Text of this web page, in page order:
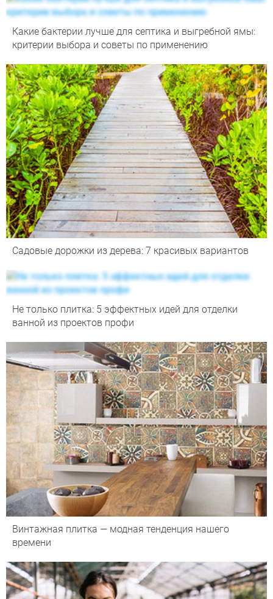
Какие бактерии лучше для септика и выгребной ямы:
критерии выбора и советы по применению
Садовые дорожки из дерева: 7 красивых вариантов
Не только плитка: 5 эффектных идей для отделки
ванной из проектов профи
Винтажная плитка — модная тенденция нашего
времени